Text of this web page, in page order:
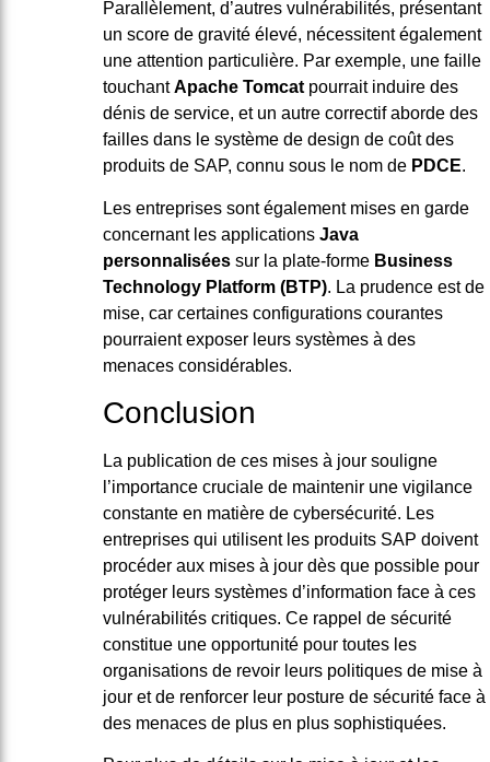
Parallèlement, d’autres vulnérabilités, présentant
un score de gravité élevé, nécessitent également
une attention particulière. Par exemple, une faille
touchantApache Tomcat pourrait induire des
dénis de service, et un autre correctif aborde des
failles dans le système de design de coût des
produits de SAP, connu sous le nom de PDCE.
Les entreprises sont également mises en garde
concernant les applications Java
personnalisées sur la plate-forme Business
Technology Platform (BTP). La prudence est de
mise, car certaines configurations courantes
pourraient exposer leurs systèmes à des
menaces considérables.
Conclusion
La publication de ces mises à jour souligne
l’importance cruciale de maintenir une vigilance
constante en matière de cybersécurité. Les
entreprises qui utilisent les produits SAP doivent
procéder aux mises à jour dès que possible pour
protéger leurs systèmes d’information face à ces
vulnérabilités critiques. Ce rappel de sécurité
constitue une opportunité pour toutes les
organisations de revoir leurs politiques de mise à
jour et de renforcer leur posture de sécurité face à
des menaces de plus en plus sophistiquées.